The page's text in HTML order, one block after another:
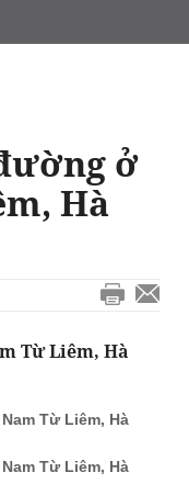
ở
Hà
Từ Liêm, Hà
Từ Liêm, Hà
Từ Liêm, Hà